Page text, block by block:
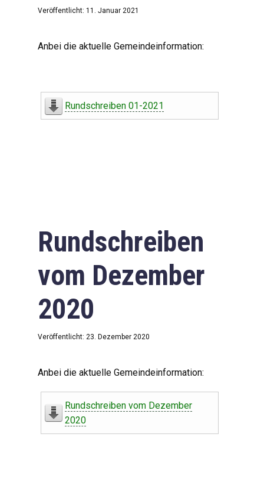
Veröffentlicht: 11. Januar 2021
Anbei die aktuelle Gemeindeinformation:
Rundschreiben 01-2021
Rundschreiben
vom Dezember
2020
Veröffentlicht: 23. Dezember 2020
Anbei die aktuelle Gemeindeinformation:
Rundschreiben vom Dezember
2020